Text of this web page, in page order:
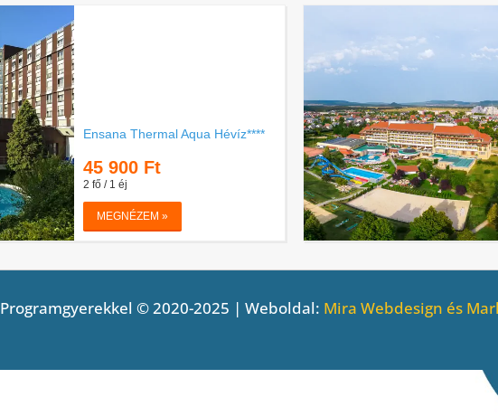
Programgyerekkel © 2020-2025 | Weboldal: Mira Webdesign és